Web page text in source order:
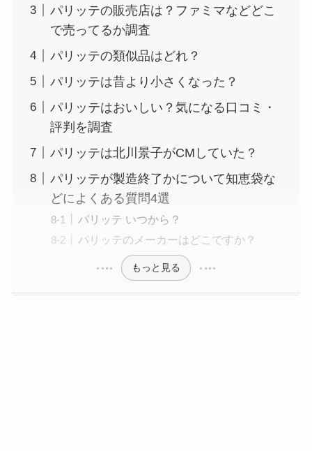
パリッテの販売店は？ファミマなどどこ
で売ってるか調査
パリッテの類似品はどれ？
パリッテは昔より小さくなった？
パリッテはおいしい？気になる口コミ・
評判を調査
パリッテは北川景子がCMしていた？
パリッテが製造終了かについて知恵袋な
どによくある質問4選
パリッテ いつから？
パリッテのメーカーはどこですか？
もっと見る